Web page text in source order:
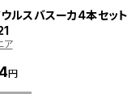
ルスバスーカ4本セット
ア
円